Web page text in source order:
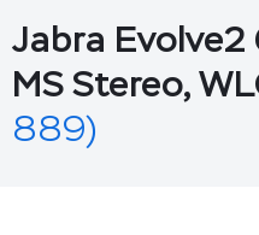
Jabra Evolve2
MS Stereo,
889)